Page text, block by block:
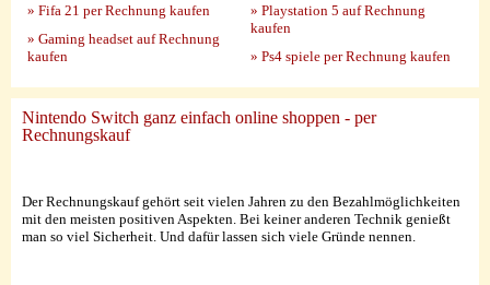
» Fifa 21 per Rechnung kaufen
» Gaming headset auf Rechnung
kaufen
» Playstation 5 auf Rechnung
kaufen
» Ps4 spiele per Rechnung kaufen
Nintendo Switch ganz einfach online shoppen - per
Rechnungskauf
Der Rechnungskauf gehört seit vielen Jahren zu den Bezahlmöglichkeiten
mit den meisten positiven Aspekten. Bei keiner anderen Technik genießt
man so viel Sicherheit. Und dafür lassen sich viele Gründe nennen.